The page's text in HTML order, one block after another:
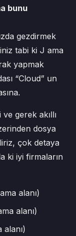
bunu
gezdirmek
tabi ki J ama
yapmak
“Cloud” un
gerek akıllı
dosya
çok detaya
ki iyi firmaların
alanı)
alanı)